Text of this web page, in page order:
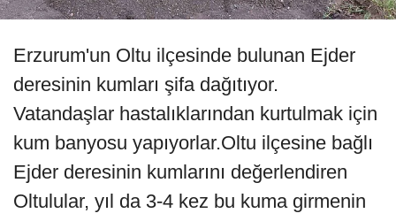
Erzurum'un Oltu ilçesinde bulunan Ejder
deresinin kumları şifa dağıtıyor.
Vatandaşlar hastalıklarından kurtulmak için
kum banyosu yapıyorlar.Oltu ilçesine bağlı
Ejder deresinin kumlarını değerlendiren
Oltulular, yıl da 3-4 kez bu kuma girmenin